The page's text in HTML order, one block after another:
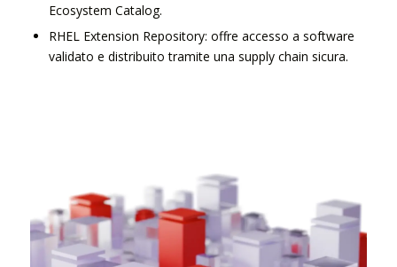
Ecosystem Catalog.
RHEL Extension Repository: offre accesso a software
validato e distribuito tramite una supply chain sicura.